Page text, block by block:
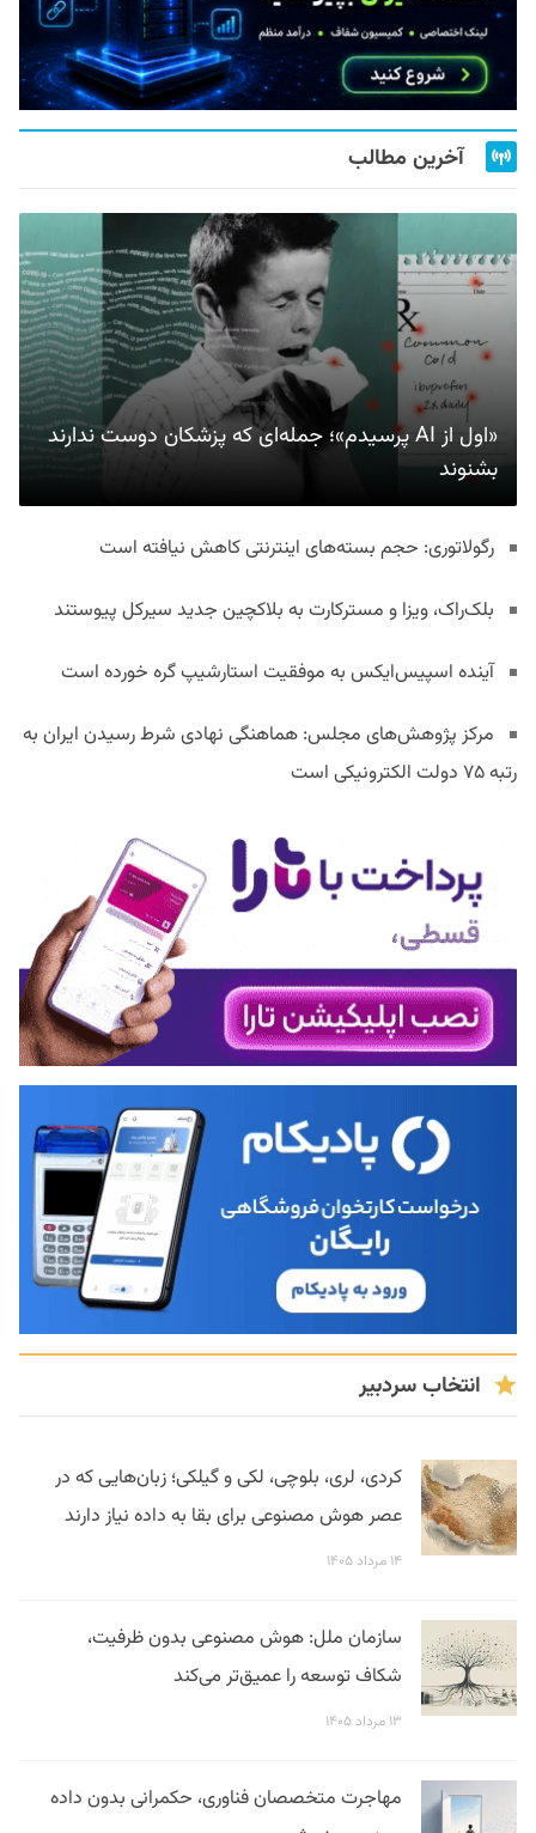
آخرین مطالب
«اول از AI پرسیدم»؛ جمله‌ای که پزشکان دوست ندارند
بشنوند
رگولاتوری: حجم بسته‌های اینترنتی کاهش نیافته است
بلک‌راک، ویزا و مسترکارت به بلاکچین جدید سیرکل پیوستند
آینده اسپیس‌ایکس به موفقیت استارشیپ گره خورده است
مرکز پژوهش‌های مجلس: هماهنگی نهادی شرط رسیدن ایران به
رتبه ۷۵ دولت الکترونیکی است
انتخاب سردبیر
کردی، لری، بلوچی، لکی و گیلکی؛ زبان‌هایی که در
عصر هوش مصنوعی برای بقا به داده نیاز دارند
۱۴ مرداد ۱۴۰۵
سازمان ملل: هوش مصنوعی بدون ظرفیت،
شکاف توسعه را عمیق‌تر می‌کند
۱۳ مرداد ۱۴۰۵
مهاجرت متخصصان فناوری، حکمرانی بدون داده